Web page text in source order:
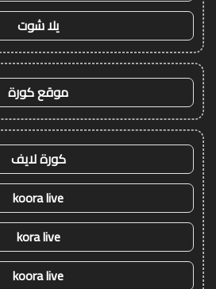
يلا شوت
موقع كورة
كورة لايف
koora live
kora live
koora live